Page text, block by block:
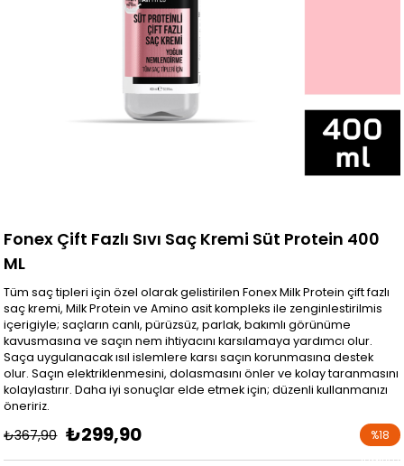
Fonex Çift Fazlı Sıvı Saç Kremi Süt Protein 400
ML
Tüm saç tipleri için özel olarak gelistirilen Fonex Milk Protein çift fazlı
saç kremi, Milk Protein ve Amino asit kompleks ile zenginlestirilmis
içerigiyle; saçların canlı, pürüzsüz, parlak, bakımlı görünüme
kavusmasına ve saçın nem ihtiyacını karsılamaya yardımcı olur.
Saça uygulanacak ısıl islemlere karsı saçın korunmasına destek
olur. Saçın elektriklenmesini, dolasmasını önler ve kolay taranmasını
kolaylastırır. Daha iyi sonuçlar elde etmek için; düzenli kullanmanızı
öneririz.
₺367,90 ₺299,90 %18
İndirim